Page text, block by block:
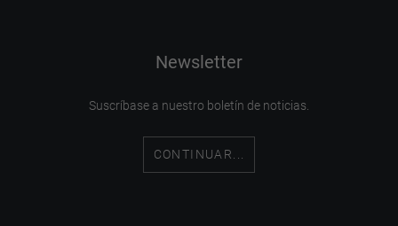
Newsletter
Suscríbase a nuestro boletín de noticias.
CONTINUAR...